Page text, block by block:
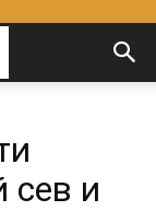
и